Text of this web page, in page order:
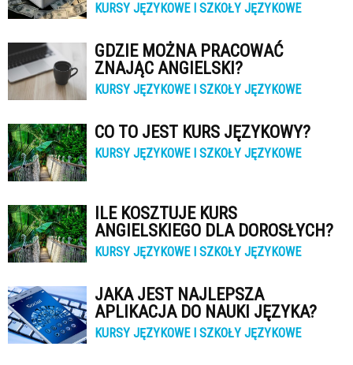
KURSY JĘZYKOWE I SZKOŁY JĘZYKOWE
GDZIE MOŻNA PRACOWAĆ
ZNAJĄC ANGIELSKI?
KURSY JĘZYKOWE I SZKOŁY JĘZYKOWE
CO TO JEST KURS JĘZYKOWY?
KURSY JĘZYKOWE I SZKOŁY JĘZYKOWE
ILE KOSZTUJE KURS
ANGIELSKIEGO DLA DOROSŁYCH?
KURSY JĘZYKOWE I SZKOŁY JĘZYKOWE
JAKA JEST NAJLEPSZA
APLIKACJA DO NAUKI JĘZYKA?
KURSY JĘZYKOWE I SZKOŁY JĘZYKOWE